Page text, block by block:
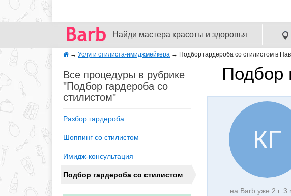
Найди мастера красоты и здоровья
→ Услуги стилиста-имиджмейкера → Подбор гардероба со стилистом в
Подбор
Все процедуры в рубрике
"Подбор гардероба со
стилистом"
Разбор гардероба
Шоппинг со стилистом
Имидж-консультация
Подбор гардероба со стилистом
КГ
на Barb уже 2 г. 3